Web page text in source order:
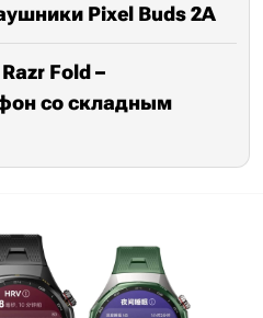
Pixel Buds 2A
Fold –
со складным